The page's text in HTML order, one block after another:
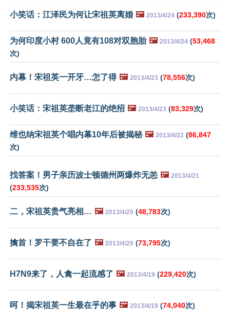
小笑话：江泽民为何让宋祖英离婚 🖼️ 2013/4/24 (233,390次)
为何印度小村 600人竟有108对双胞胎 🖼️ 2013/4/24 (53,468
次)
内幕！宋祖英一开牙…怎了得 🖼️ 2013/4/23 (78,556次)
小笑话：宋祖英垄断老江的绝招 🖼️ 2013/4/23 (83,329次)
维也纳宋祖英个唱内幕10年后被揭秘 🖼️ 2013/4/22 (86,847
次)
找答案！男子亲历波士顿德州两爆炸无恙 🖼️ 2013/4/21
(233,535次)
二，宋祖英贵气亮相… 🖼️ 2013/4/20 (48,783次)
擒首！罗干要不自在了 🖼️ 2013/4/20 (73,795次)
H7N9来了，人禽一起流感了 🖼️ 2013/4/19 (229,420次)
呵！揭宋祖英一生最在乎的事 🖼️ 2013/4/19 (74,040次)